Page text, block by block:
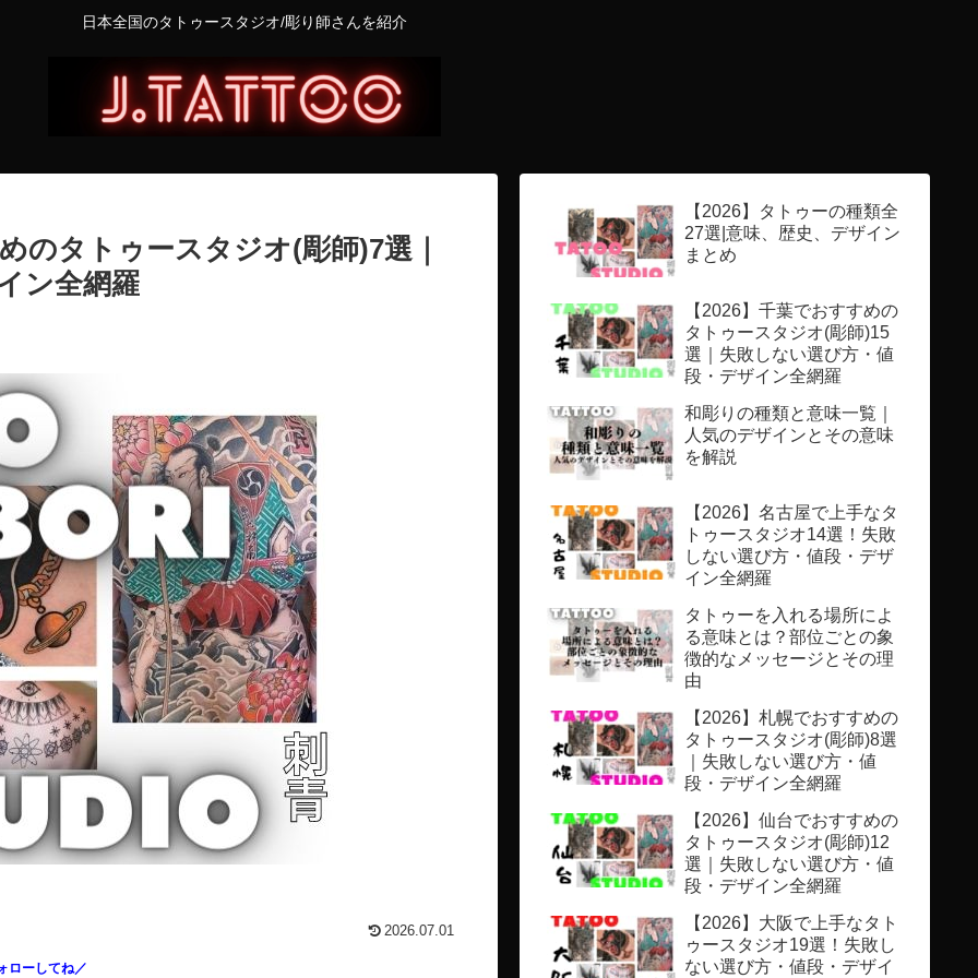
日本全国のタトゥースタジオ/彫り師さんを紹介
のタトゥースタジオ(彫師)7選｜
ン全網羅
2026.07.01
ローしてね／
【2026】タトゥーの種類全
27選|意味、歴史、デザイン
まとめ
【2026】千葉でおすすめの
タトゥースタジオ(彫師)15
選｜失敗しない選び方・値
段・デザイン全網羅
和彫りの種類と意味一覧｜
人気のデザインとその意味
を解説
【2026】名古屋で上手なタ
トゥースタジオ14選！失敗
しない選び方・値段・デザ
イン全網羅
タトゥーを入れる場所によ
る意味とは？部位ごとの象
徴的なメッセージとその理
由
【2026】札幌でおすすめの
タトゥースタジオ(彫師)8選
｜失敗しない選び方・値
段・デザイン全網羅
【2026】仙台でおすすめの
タトゥースタジオ(彫師)12
選｜失敗しない選び方・値
段・デザイン全網羅
【2026】大阪で上手なタト
ゥースタジオ19選！失敗し
ない選び方・値段・デザイ